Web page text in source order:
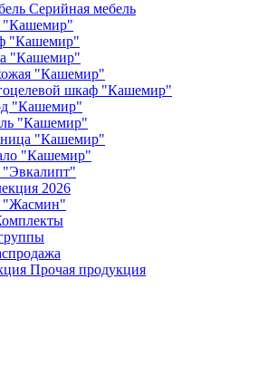
Серийная мебель
"Кашемир"
"Кашемир"
"Кашемир"
"Кашемир"
шкаф "Кашемир"
"Кашемир"
"Кашемир"
"Кашемир"
"Кашемир"
"Эвкалипт"
2026
"Жасмин"
Прочая продукция